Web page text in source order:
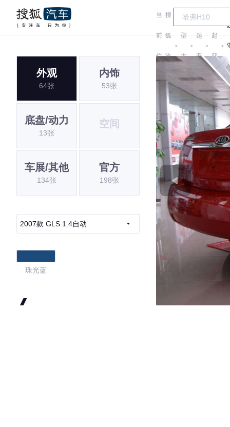
当
前
位
搜
狐
汽
车
＞
车
型
大
全
＞
起
亚
＞
起
亚
＞
外观
64张
内饰
53张
底盘/动力
13张
空间
车展/其他
134张
官方
198张
2007款 GLS 1.4自动
珠光蓝
4